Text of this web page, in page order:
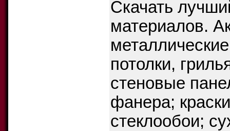
Скачать
материалов.
потолки,
стеновые
фанера;
стеклообои;